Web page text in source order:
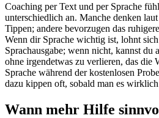
Coaching per Text und per Sprache
unterschiedlich an. Manche denken
Tippen; andere bevorzugen das
Wenn dir Sprache wichtig ist, lohnt
Sprachausgabe; wenn nicht, kannst du
ohne irgendetwas zu verlieren, das die
Sprache während der kostenlosen
dazu kippen oft, sobald man es
Wann mehr Hilfe